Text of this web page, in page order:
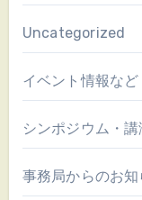
Uncategorized
イベント情報など
シンポジウム・
事務局からのお